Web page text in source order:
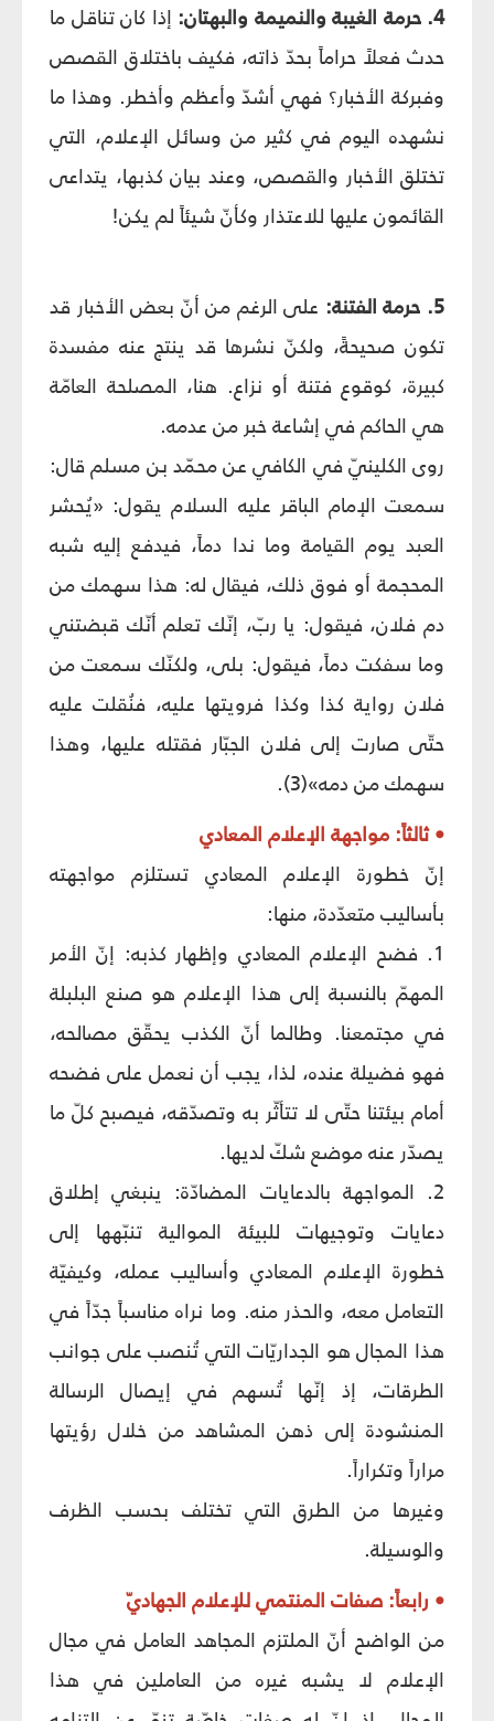
4. حرمة الغيبة والنميمة والبهتان:
إذا كان تناقل ما
حدث فعلاً حراماً بحدّ ذاته، فكيف باختلاق القصص
وفبركة الأخبار؟ فهي أشدّ وأعظم وأخطر. وهذا ما
نشهده اليوم في كثير من وسائل الإعلام، التي
تختلق الأخبار والقصص، وعند بيان كذبها، يتداعى
القائمون عليها للاعتذار وكأنّ شيئاً لم يكن!
5. حرمة الفتنة:
على الرغم من أنّ بعض الأخبار قد
تكون صحيحةً، ولكنّ نشرها قد ينتج عنه مفسدة
كبيرة، كوقوع فتنة أو نزاع. هنا، المصلحة العامّة
هي الحاكم في إشاعة خبر من عدمه.
روى الكلينيّ في الكافي عن محمّد بن مسلم قال:
سمعت الإمام الباقر عليه السلام يقول: «يُحشر
العبد يوم القيامة وما ندا دماً، فيدفع إليه شبه
المحجمة أو فوق ذلك، فيقال له: هذا سهمك من
دم فلان، فيقول: يا ربّ، إنّك تعلم أنّك قبضتني
وما سفكت دماً، فيقول: بلى، ولكنّك سمعت من
فلان رواية كذا وكذا فرويتها عليه، فنُقلت عليه
حتّى صارت إلى فلان الجبّار فقتله عليها، وهذا
سهمك من دمه»(3).
• ثالثاً: مواجهة الإعلام المعادي
إنّ خطورة الإعلام المعادي تستلزم مواجهته
بأساليب متعدّدة، منها:
1. فضح الإعلام المعادي وإظهار كذبه: إنّ الأمر
المهمّ بالنسبة إلى هذا الإعلام هو صنع البلبلة
في مجتمعنا. وطالما أنّ الكذب يحقّق مصالحه،
فهو فضيلة عنده، لذا، يجب أن نعمل على فضحه
أمام بيئتنا حتّى لا تتأثّر به وتصدّقه، فيصبح كلّ ما
يصدّر عنه موضع شكّ لديها.
2. المواجهة بالدعايات المضادّة: ينبغي إطلاق
دعايات وتوجيهات للبيئة الموالية تنبّهها إلى
خطورة الإعلام المعادي وأساليب عمله، وكيفيّة
التعامل معه، والحذر منه. وما نراه مناسباً جدّاً في
هذا المجال هو الجداريّات التي تُنصب على جوانب
الطرقات، إذ إنّها تُسهم في إيصال الرسالة
المنشودة إلى ذهن المشاهد من خلال رؤيتها
مراراً وتكراراً.
وغيرها من الطرق التي تختلف بحسب الظرف
والوسيلة.
• رابعاً: صفات المنتمي للإعلام الجهاديّ
من الواضح أنّ الملتزم المجاهد العامل في مجال
الإعلام لا يشبه غيره من العاملين في هذا